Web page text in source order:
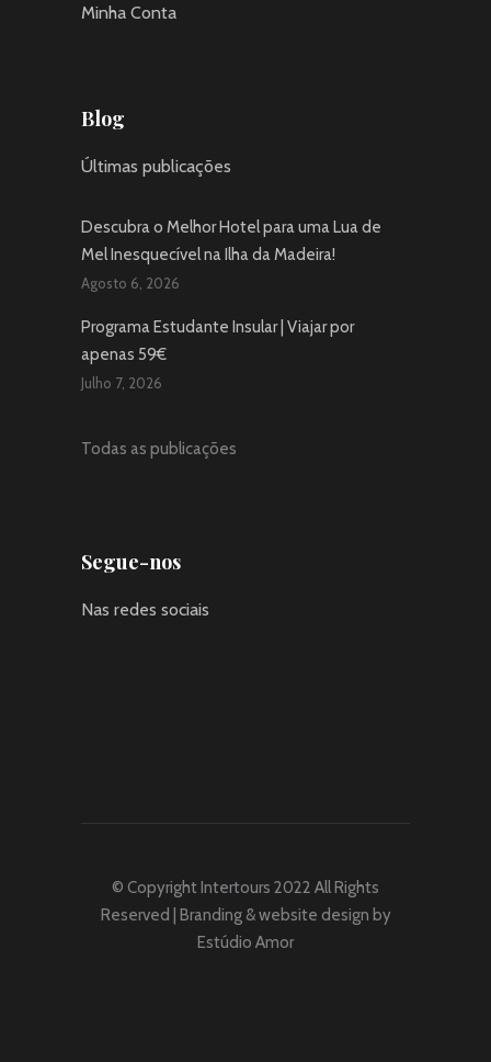
Minha Conta
Blog
Últimas publicações
Descubra o Melhor Hotel para uma Lua de
Mel Inesquecível na Ilha da Madeira!
Agosto 6, 2026
Programa Estudante Insular | Viajar por
apenas 59€
Julho 7, 2026
Todas as publicações
Segue-nos
Nas redes sociais
© Copyright Intertours 2022 All Rights
Reserved | Branding & website design by
Estúdio Amor